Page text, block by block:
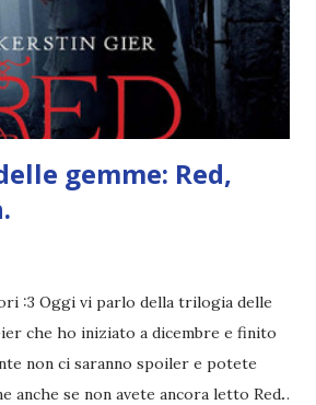
È bellissimo, forte, e assolutamente
neppure. Ma io l'ho notato. L'ho
cose che ha fatto, i misfatti ch...
gemme: Red,
:3 Oggi vi parlo della trilogia delle
che ho iniziato a dicembre e finito
non ci saranno spoiler e potete
anche se non avete ancora letto Red.